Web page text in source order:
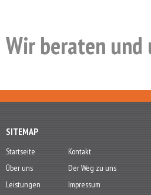
Wir beraten
SITEMAP
Startseite
Über uns
Leistungen
Kontakt
Der Weg zu uns
Impressum